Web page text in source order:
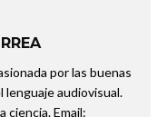
por las buenas
audiovisual.
ciencia. Email: